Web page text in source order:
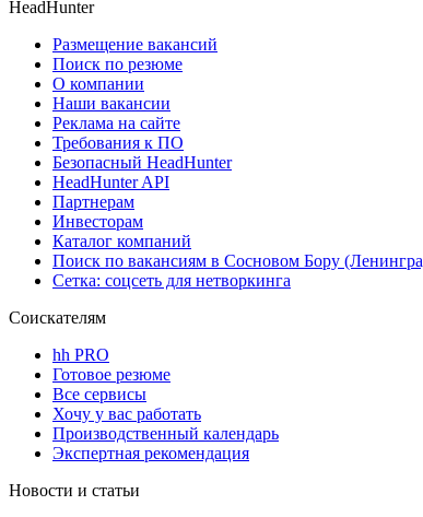
HeadHunter
Размещение вакансий
Поиск по резюме
О компании
Наши вакансии
Реклама на сайте
Требования к ПО
Безопасный HeadHunter
HeadHunter API
Партнерам
Инвесторам
Каталог компаний
Поиск по вакансиям в Сосновом Бору
Сетка: соцсеть для нетворкинга
Соискателям
hh PRO
Готовое резюме
Все сервисы
Хочу у вас работать
Производственный календарь
Экспертная рекомендация
Новости и статьи